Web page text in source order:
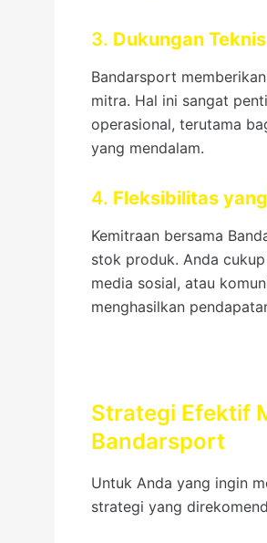
3. Dukungan
Bandarsport memberikan
mitra. Hal ini sangat
operasional, terutama
yang mendalam.
4. Fleksibilitas
Kemitraan bersama
stok produk. Anda
media sosial, atau
menghasilkan
Strategi Efektif
Bandarsport
Untuk Anda yang ingin
strategi yang